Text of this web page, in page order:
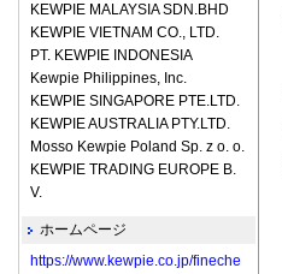
KEWPIE MALAYSIA SDN.BHD
KEWPIE VIETNAM CO., LTD.
PT. KEWPIE INDONESIA
Kewpie Philippines, Inc.
KEWPIE SINGAPORE PTE.LTD.
KEWPIE AUSTRALIA PTY.LTD.
Mosso Kewpie Poland Sp. z o. o.
KEWPIE TRADING EUROPE B.
V.
ホームページ
https://www.kewpie.co.jp/fineche